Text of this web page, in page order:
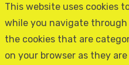
This website uses cookies
while you navigate
the cookies that are
on your browser as they